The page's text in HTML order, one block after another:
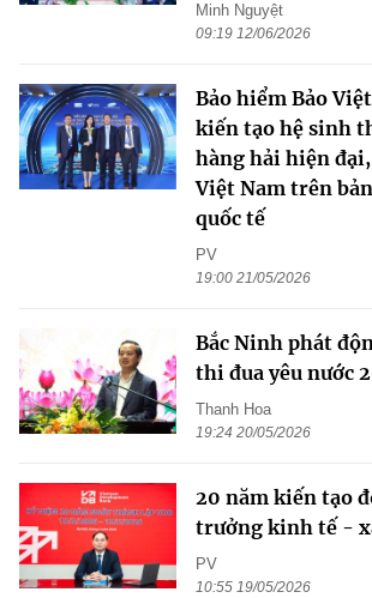
Minh Nguyệt
09:19 12/06/2026
Bảo hiểm Bảo
kiến tạo hệ sinh
hàng hải hiện
Việt Nam trên
quốc tế
PV
19:00 21/05/2026
Bắc Ninh phát
thi đua yêu nước
Thanh Hoa
19:24 20/05/2026
20 năm kiến tạo
trưởng kinh tế -
PV
10:55 19/05/2026